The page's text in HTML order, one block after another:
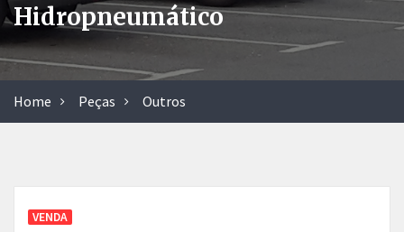
Hidropneumático
Home Peças Outros
VENDA